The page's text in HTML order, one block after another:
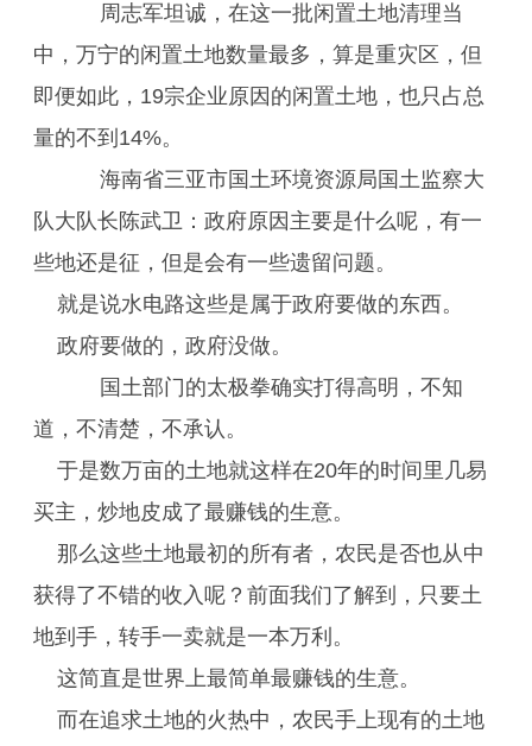
周志军坦诚，在这一批闲置土地清理当
中，万宁的闲置土地数量最多，算是重灾区，但
即便如此，19宗企业原因的闲置土地，也只占总
量的不到14%。
海南省三亚市国土环境资源局国土监察大
队大队长陈武卫：政府原因主要是什么呢，有一
些地还是征，但是会有一些遗留问题。
就是说水电路这些是属于政府要做的东西。
政府要做的，政府没做。
国土部门的太极拳确实打得高明，不知
道，不清楚，不承认。
于是数万亩的土地就这样在20年的时间里几易
买主，炒地皮成了最赚钱的生意。
那么这些土地最初的所有者，农民是否也从中
获得了不错的收入呢？前面我们了解到，只要土
地到手，转手一卖就是一本万利。
这简直是世界上最简单最赚钱的生意。
而在追求土地的火热中，农民手上现有的土地